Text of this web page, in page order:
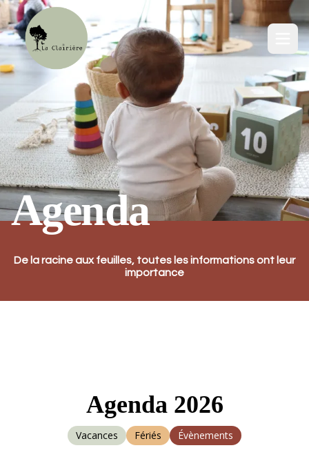
Agenda
De la racine aux feuilles, toutes les informations ont leur
importance
Agenda 2026
Vacances Fériés Évènements